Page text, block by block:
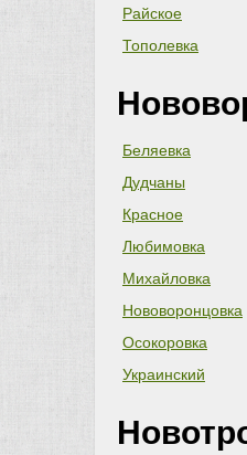
Райское
Тополевка
Беляевка
Дудчаны
Красное
Любимовка
Михайловка
Нововоронцовка
Осокоровка
Украинский